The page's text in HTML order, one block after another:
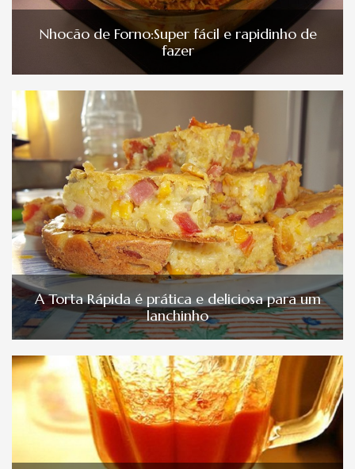
Nhocão de Forno:Super fácil e rapidinho de
fazer
A Torta Rápida é prática e deliciosa para um
lanchinho